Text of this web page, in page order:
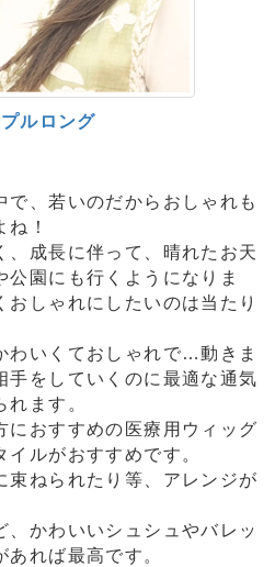
ルロング
で、若いのだからおしゃれも
！
、成長に伴って、晴れたお天
園にも行くようになりま
しゃれにしたいのは当たり
わいくておしゃれで…動きま
手をしていくのに最適な通気
ます。
におすすめの医療用ウィッグ
ルがおすすめです。
束ねられたり等、アレンジが
、かわいいシュシュやバレッ
れば最高です。